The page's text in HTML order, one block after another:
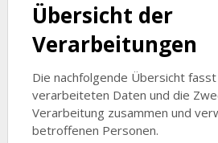
Übersicht der
Verarbeitungen
Die nachfolgende Übersicht
verarbeiteten Daten und die
Verarbeitung zusammen und
betroffenen Personen.